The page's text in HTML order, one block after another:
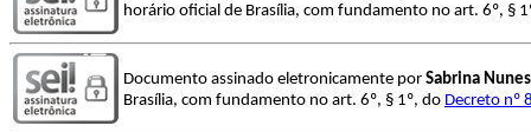
horário oficial de Brasília, com fundamento no art. 6º, §
Documento assinado eletronicamente por Sabrina
Brasília, com fundamento no art. 6º, § 1º, do Decreto nº